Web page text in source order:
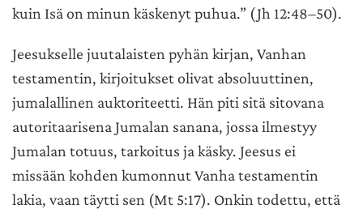
kuin Isä on minun käskenyt puhua.” (Jh 12:48–50).
Jeesukselle juutalaisten pyhän kirjan, Vanhan
testamentin, kirjoitukset olivat absoluuttinen,
jumalallinen auktoriteetti. Hän piti sitä sitovana
autoritaarisena Jumalan sanana, jossa ilmestyy
Jumalan totuus, tarkoitus ja käsky. Jeesus ei
missään kohden kumonnut Vanha testamentin
lakia, vaan täytti sen (Mt 5:17). Onkin todettu, että